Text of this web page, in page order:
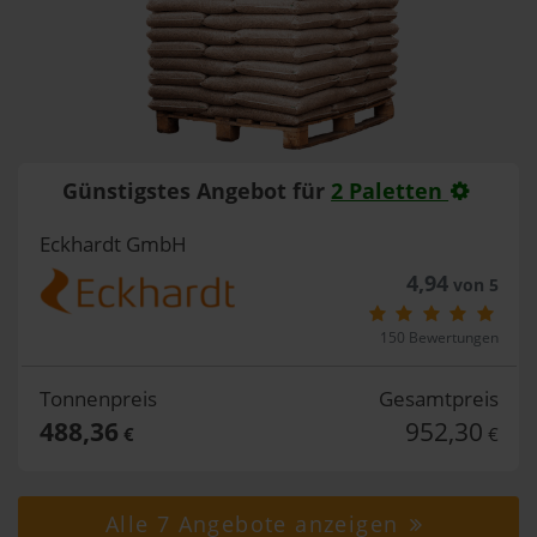
Günstigstes Angebot für 2 Paletten
Eckhardt GmbH
4,94von 5
150 Bewertungen
Tonnenpreis
488,36 €
Gesamtpreis
952,30 €
Alle 7 Angebote anzeigen